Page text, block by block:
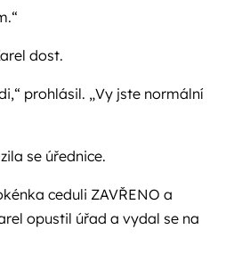
dost.
prohlásil. „Vy jste normální
se úřednice.
ceduli ZAVŘENO a
opustil úřad a vydal se na